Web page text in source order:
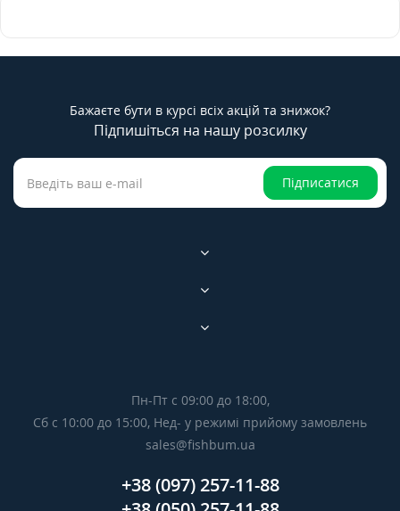
Бажаєте бути в курсі всіх акцій та знижок?
Підпишіться на нашу розсилку
Підписатися
Пн-Пт с 09:00 до 18:00,
Сб с 10:00 до 15:00, Нед- у режимі прийому замовлень
sales@fishbum.ua
+38 (097) 257-11-88